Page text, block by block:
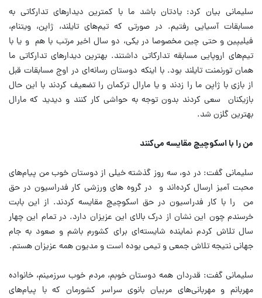
سلیمانی بیان کرد: یادتان باشد ما با کمترین دیدارهای تدارکاتی به
مسابقات آسیایی رفتیم. در صورتی که تیم‌های تایلند، ژاپن، ویتنام،
فیلیپین و حتی چین مخصوصا در یکی، دو سال اخیر مرتب با هم و یا با
تیم‌های اروپایی مسابقه تدارکاتی داشتند. بهترین دیدارهای تدارکاتی ما
همان تورنمنت تایلند بود. با اینکه دوستان رسانه‌ای در اوج مسابقات قبل
از بازی با ژاپن ما را زدند و یا مارال ترکمان را تضعیف کردند با این حال
بازیکنان سعی کردند بدون توجه به حواشی کار کنند و دیدید که مارال
بهترین گلزن شد.
من را با اسکوچیچ مقایسه می‌کنند
سلیمانی گفت: در دو، سه روز گذشته خیلی از دوستان خوب من پیام‌های
محبت آمیز ارسال کرده‌اند و در گروه های ورزشی کار فدراسیون در حق
من را با کار فدراسیون در حق اسکوچیچ مقایسه کردند. از این بابت
خرسندم چون این نشان از درک بالای این عزیزان دارد. در تمام این چهار
سال تلاش کردم نماینده شایسته‌ای برای کشورم باشم و صعود به جام
جهانی نتیجه تلاش جمعی و تیمی بوده است و مدیون همه عزیزان هستم.
سلیمانی گفت: قدردان همه دوستان خوبم، مردم خوب سرزمینم، خانواده
مهربانم و مهربانی‌های مربیان بانوی سراسر کشورمان که با پیام‌های